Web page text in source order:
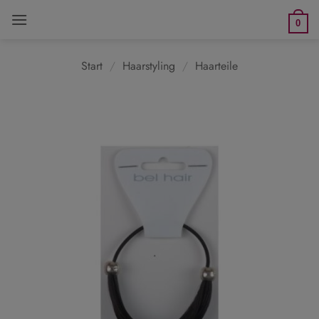
Inhalt
0
Start / Haarstyling / Haarteile